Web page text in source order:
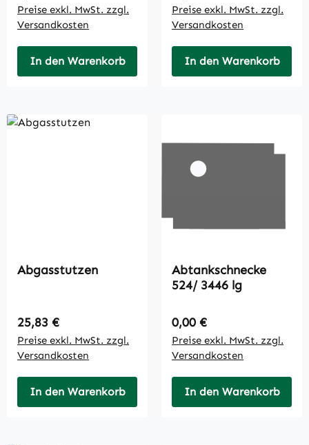
Preise exkl. MwSt. zzgl.
Versandkosten
In den Warenkorb
Preise exkl. MwSt. zzgl.
Versandkosten
In den Warenkorb
Abgasstutzen
Regulärer Preis:
25,83 €
Preise exkl. MwSt. zzgl.
Versandkosten
In den Warenkorb
Abtankschnecke
524/ 3446 lg
Regulärer Preis:
0,00 €
Preise exkl. MwSt. zzgl.
Versandkosten
In den Warenkorb